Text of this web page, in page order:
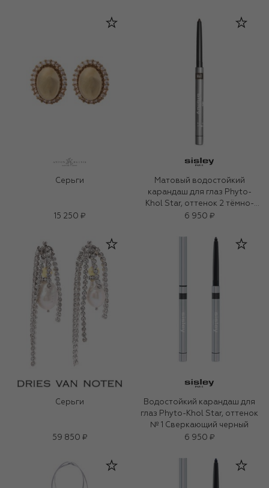
Серьги
15 250 ₽
Матовый водостойкий
карандаш для глаз Phyto-
Khol Star, оттенок 2 тёмно-
коричневый (0.3g)
6 950 ₽
Серьги
59 850 ₽
Водостойкий карандаш для
глаз Phyto-Khol Star, оттенок
№ 1 Сверкающий черный
6 950 ₽